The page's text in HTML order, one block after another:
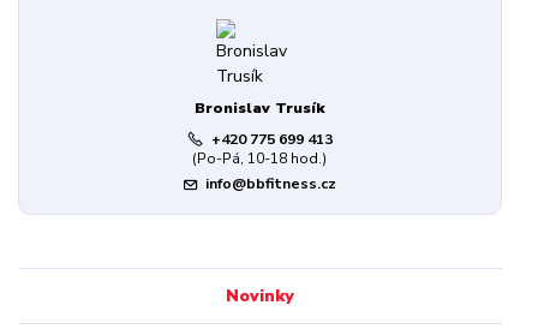
Bronislav Trusík
+420 775 699 413
(Po-Pá, 10-18 hod.)
info@bbfitness.cz
Novinky